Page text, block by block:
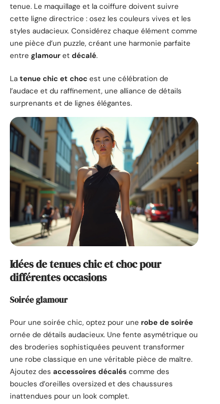
tenue. Le maquillage et la coiffure doivent suivre
cette ligne directrice : osez les couleurs vives et les
styles audacieux. Considérez chaque élément comme
une pièce d’un puzzle, créant une harmonie parfaite
entre glamour et décalé.
La tenue chic et choc est une célébration de
l’audace et du raffinement, une alliance de détails
surprenants et de lignes élégantes.
Idées de tenues chic et choc pour
différentes occasions
Soirée glamour
Pour une soirée chic, optez pour une robe de soirée
ornée de détails audacieux. Une fente asymétrique ou
des broderies sophistiquées peuvent transformer
une robe classique en une véritable pièce de maître.
Ajoutez des accessoires décalés comme des
boucles d’oreilles oversized et des chaussures
inattendues pour un look complet.